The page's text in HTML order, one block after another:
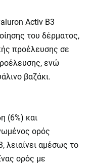
Activ B3
του δέρματος,
προέλευσης σε
ενώ
βαζάκι.
(6%) και
ορός
λειαίνει αμέσως το
ορός με